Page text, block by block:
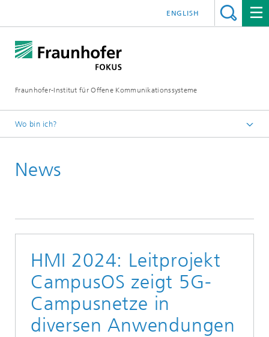
Fraunhofer-Institut für Offene Kommunikationssysteme
ENGLISH
Wo bin ich?
News
HMI 2024: Leitprojekt
CampusOS zeigt 5G-
Campusnetze in
diversen Anwendungen